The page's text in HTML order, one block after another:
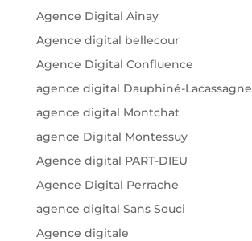
Agence Digital Ainay
Agence digital bellecour
Agence Digital Confluence
agence digital Dauphiné-Lacassagne
agence digital Montchat
agence Digital Montessuy
Agence digital PART-DIEU
Agence Digital Perrache
agence digital Sans Souci
Agence digitale